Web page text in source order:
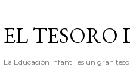
EL TESORO
La Educación Infantil es un gran